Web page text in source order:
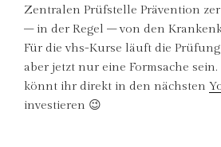
Zentralen Prüfstelle Prävention
– in der Regel – von den
Für die vhs-Kurse läuft die
aber jetzt nur eine Formsache sein.
könnt ihr direkt in den nächsten
investieren 😉